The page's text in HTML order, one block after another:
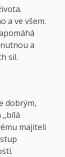
a ve všem.
a
sil.
dobrým,
majiteli